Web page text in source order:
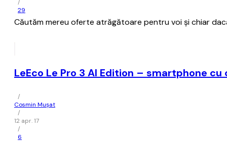
/
29
Căutăm mereu oferte atrăgătoare pentru voi şi chiar
LeEco Le Pro 3 AI Edition – smartphone
/
Cosmin Mușat
/
12 apr. 17
/
6